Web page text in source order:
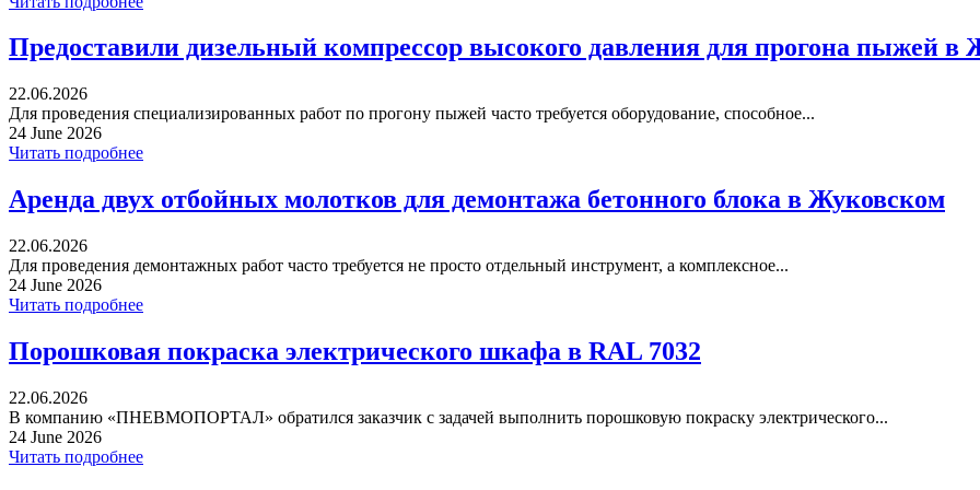
Предоставили дизельный компрессор высокого давления для прогона пыжей в
22.06.2026
Для проведения специализированных работ по прогону пыжей часто требуется оборудование, способное...
24 June 2026
Читать подробнее
Аренда двух отбойных молотков для демонтажа бетонного блока в Жуковском
22.06.2026
Для проведения демонтажных работ часто требуется не просто отдельный инструмент, а комплексное...
24 June 2026
Читать подробнее
Порошковая покраска электрического шкафа в RAL 7032
22.06.2026
В компанию «ПНЕВМОПОРТАЛ» обратился заказчик с задачей выполнить порошковую покраску электрического...
24 June 2026
Читать подробнее